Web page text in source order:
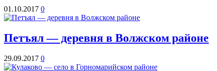
06:00
-0.6°
87%
6.1
01.10.2017 0
Петъял — деревня в Волжском районе
29.09.2017 0